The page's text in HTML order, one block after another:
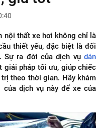
nội thất xe hơi không chỉ là
thiết yếu, đặc biệt là đối
Sự ra đời của dịch vụ dán
giải pháp tối ưu, giúp chiếc
theo thời gian. Hãy khám
dịch vụ này để xe của